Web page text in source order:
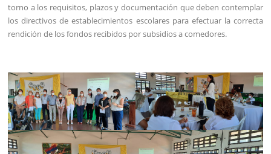
torno a los requisitos, plazos y documentación que deben contemplar
los directivos de establecimientos escolares para efectuar la correcta
rendición de los fondos recibidos por subsidios a comedores.